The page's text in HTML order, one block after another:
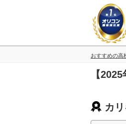
おすすめの高
【
カ